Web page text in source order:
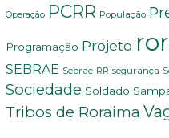
Operação PCRR População
Programação Projeto
SEBRAE Sebrae-RR segurança
Sociedade Soldado
Tribos de Roraima